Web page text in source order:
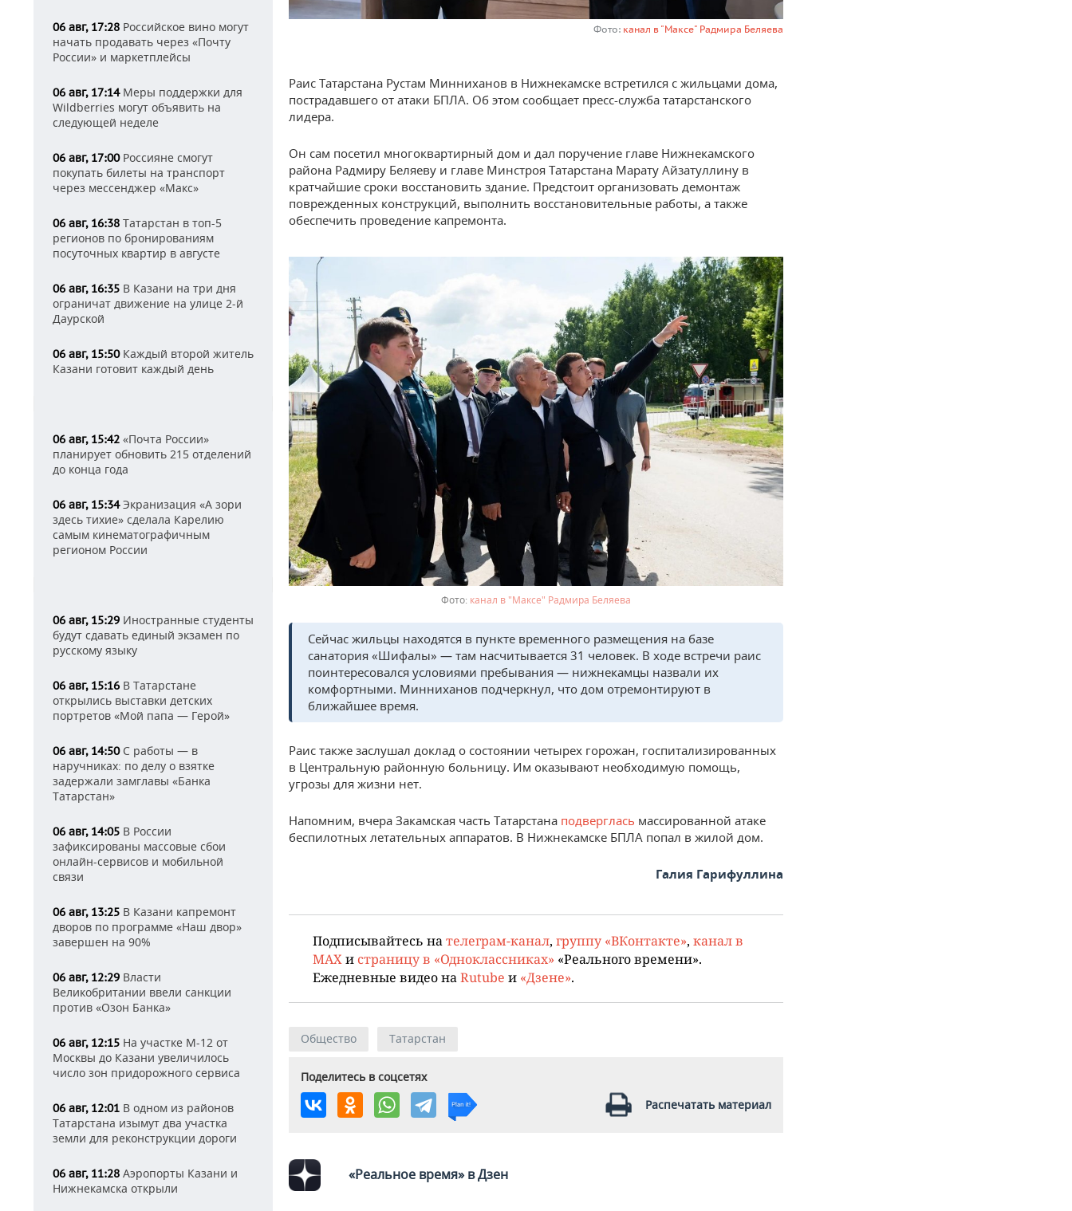
06 авг, 17:28 Российское вино могут
начать продавать через «Почту
России» и маркетплейсы
06 авг, 17:14Меры поддержки для
Wildberries могут объявить на
следующей неделе
06 авг, 17:00Россияне смогут
покупать билеты на транспорт
через мессенджер «Макс»
06 авг, 16:38 Татарстан в топ-5
регионов по бронированиям
посуточных квартир в августе
06 авг, 16:35 В Казани на три дня
ограничат движение на улице 2-й
Даурской
06 авг, 15:50Каждый второй житель
Казани готовит каждый день
06 авг, 15:42 «Почта России»
планирует обновить 215 отделений
до конца года
06 авг, 15:34Экранизация «А зори
здесь тихие» сделала Карелию
самым кинематографичным
регионом России
06 авг, 15:29 Иностранные студенты
будут сдавать единый экзамен по
русскому языку
06 авг, 15:16 В Татарстане
открылись выставки детских
портретов «Мой папа — Герой»
06 авг, 14:50С работы — в
наручниках: по делу о взятке
задержали замглавы «Банка
Татарстан»
06 авг, 14:05 В России
зафиксированы массовые сбои
онлайн-сервисов и мобильной
связи
06 авг, 13:25 В Казани капремонт
дворов по программе «Наш двор»
завершен на 90%
06 авг, 12:29 Власти
Великобритании ввели санкции
против «Озон Банка»
06 авг, 12:15 На участке М-12 от
Москвы до Казани увеличилось
число зон придорожного сервиса
06 авг, 12:01 В одном из районов
Татарстана изымут два участка
земли для реконструкции дороги
06 авг, 11:28 Аэропорты Казани и
Нижнекамска открыли
Фото: канал в "Максе" Радмира Беляева
Раис Татарстана Рустам Минниханов в Нижнекамске встретился с жильцами дома,
пострадавшего от атаки БПЛА. Об этом сообщает пресс-служба татарстанского
лидера.
Он сам посетил многоквартирный дом и дал поручение главе Нижнекамского
района Радмиру Беляеву и главе Минстроя Татарстана Марату Айзатуллину в
кратчайшие сроки восстановить здание. Предстоит организовать демонтаж
поврежденных конструкций, выполнить восстановительные работы, а также
обеспечить проведение капремонта.
канал в "Максе" Радмира Беляева
Сейчас жильцы находятся в пункте временного размещения на базе
санатория «Шифалы» — там насчитывается 31 человек. В ходе встречи раис
поинтересовался условиями пребывания — нижнекамцы назвали их
комфортными. Минниханов подчеркнул, что дом отремонтируют в
ближайшее время.
Раис также заслушал доклад о состоянии четырех горожан, госпитализированных
в Центральную районную больницу. Им оказывают необходимую помощь,
угрозы для жизни нет.
Напомним, вчера Закамская часть Татарстана подверглась массированной атаке
беспилотных летательных аппаратов. В Нижнекамске БПЛА попал в жилой дом.
Галия Гарифуллина
Подписывайтесь на телеграм-канал, группу «ВКонтакте», канал в
MAX и страницу в «Одноклассниках» «Реального времени».
Ежедневные видео на Rutube и «Дзене».
Общество Татарстан
Поделитесь в соцсетях
Распечатать материал
«Реальное время» в Дзен